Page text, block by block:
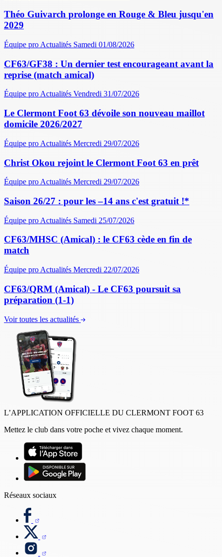
Théo Guivarch prolonge en Rouge & Bleu jusqu'en
2029
Équipe pro Actualités Samedi 01/08/2026
CF63/GF38 : Un dernier test encourageant avant la
reprise (match amical)
Équipe proActualités Vendredi 31/07/2026
Le Clermont Foot 63 dévoile son nouveau maillot
domicile 2026/2027
Équipe pro Actualités Mercredi 29/07/2026
Christ Okou rejoint le Clermont Foot 63 en prêt
Équipe pro Actualités Mercredi 29/07/2026
Saison 26/27 : pour les –14 ans c'est gratuit !*
Équipe pro Actualités Samedi 25/07/2026
CF63/MHSC (Amical) : le CF63 cède en fin de
match
Équipe pro Actualités Mercredi 22/07/2026
CF63/QRM (Amical) - Le CF63 poursuit sa
préparation (1-1)
Voir toutes les actualités
L’APPLICATION OFFICIELLE DU CLERMONT FOOT 63
Mettez le club dans votre poche et vivez chaque moment.
Réseaux sociaux